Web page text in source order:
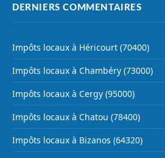
DERNIERS COMMENTAIRES
Impôts locaux à Héricourt (70400)
Impôts locaux à Chambéry (73000)
Impôts locaux à Cergy (95000)
Impôts locaux à Chatou (78400)
Impôts locaux à Bizanos (64320)